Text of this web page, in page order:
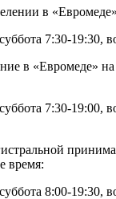
в
7:30-19:30,
в «Евромеде»
7:30-19:00,
время:
8:00-19:30,